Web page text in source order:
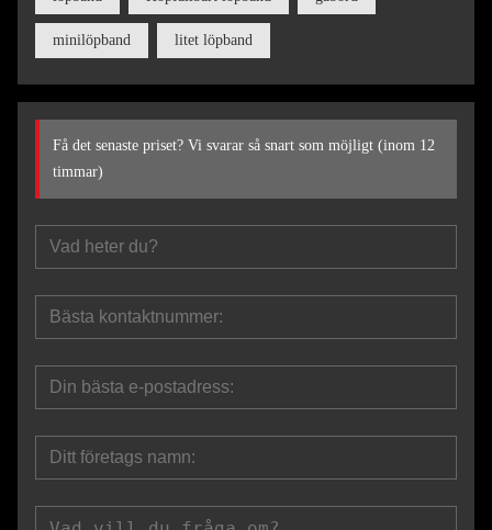
minilöpband litet löpband
Få det senaste priset? Vi svarar så snart som möjligt (inom 12
timmar)